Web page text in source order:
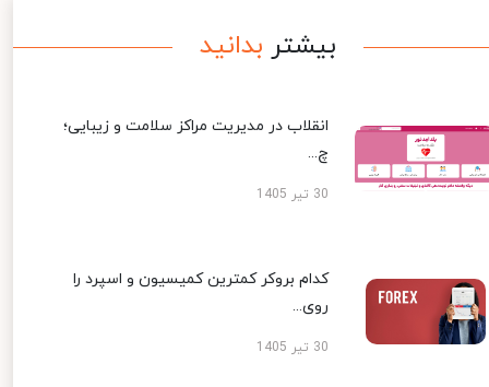
بیشتر بدانید
انقلاب در مدیریت مراکز سلامت و زیبایی؛
چ...
30 تیر 1405
کدام بروکر کمترین کمیسیون و اسپرد را
روی...
30 تیر 1405